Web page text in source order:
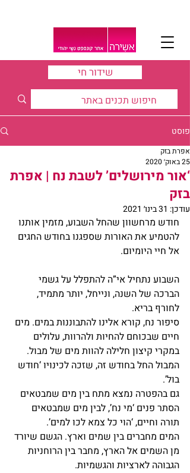
שידור חי
פוסט
‘אור מירושלים’ לשבת נח | אפרת
בזק
אפרת בזק
25 באוק׳ 2020
עודכן: 31 בינו׳ 2021
חודש מרחשוון שהחל השבוע, מזמין אותנו
להטמיע את האורות שספגנו בחודש החגים
אל חיי היומיום.
השבוע נתחיל אי”ה להתפלל על גשמי
הברכה של השנה, ונייחל, יותר מתמיד,
לחורף בריא.
סיפור נח, קורא אלינו להתבוננות במים. מים
חיים שבכוחם להחיות ולהרוות, עלולים
במקרי קיצון חלילה להוות מים של מבול.
המבול החל בחודש זה, שזכה לכינויו ‘חודש
בול’.
גם בהפטרה נמצא מתח בין מים שמבטאים
הסתר פנים ‘מי נח’, לבין מים שמבטאים
תורה וחיים, ‘הוי כל צמא לכו למים’.
המים מחברים בין שמים וארץ. הגשם שיורד
מן השמים אל הארץ, מחבר בין הרוחניות
הגבוהה לארציות והגשמיות.